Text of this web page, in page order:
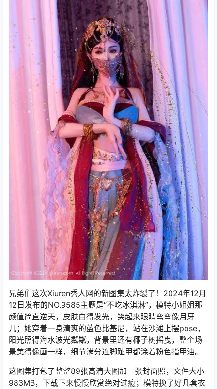
兄弟们这次Xiuren秀人网的新图集太炸裂了！2024年12月
12日发布的NO.9585主题是“不吃冰淇淋”，模特小姐姐那
颜值简直逆天，皮肤白得发光，笑起来眼睛弯弯像月牙
儿；她穿着一身清爽的蓝色比基尼，站在沙滩上摆pose，
阳光照得海水波光粼粼，背景里还有椰子树摇曳，整个场
景美得像画一样，细节满分连脚趾甲都涂着粉色指甲油。
这图集打包了整整89张高清大图加一张封面照，文件大小
983MB，下载下来慢慢欣赏绝对过瘾；模特换了好几套衣